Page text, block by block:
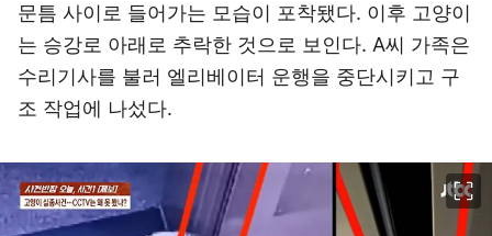
문틈 사이로 들어가는 모습이 포착됐다. 이후 고양이
는 승강로 아래로 추락한 것으로 보인다. A씨 가족은
수리기사를 불러 엘리베이터 운행을 중단시키고 구
조 작업에 나섰다.